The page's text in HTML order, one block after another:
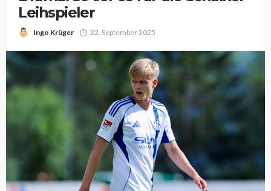
Leihspieler
Ingo Krüger 22. September 2025